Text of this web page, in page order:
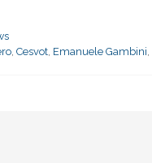
, Cesvot, Emanuele Gambini,